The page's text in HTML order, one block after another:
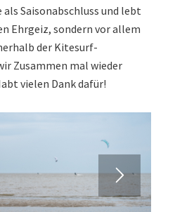
Saisonabschluss und lebt
Ehrgeiz, sondern vor allem
der Kitesurf-
Zusammen mal wieder
vielen Dank dafür!